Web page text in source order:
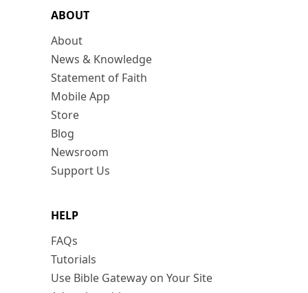
ABOUT
About
News & Knowledge
Statement of Faith
Mobile App
Store
Blog
Newsroom
Support Us
HELP
FAQs
Tutorials
Use Bible Gateway on Your Site